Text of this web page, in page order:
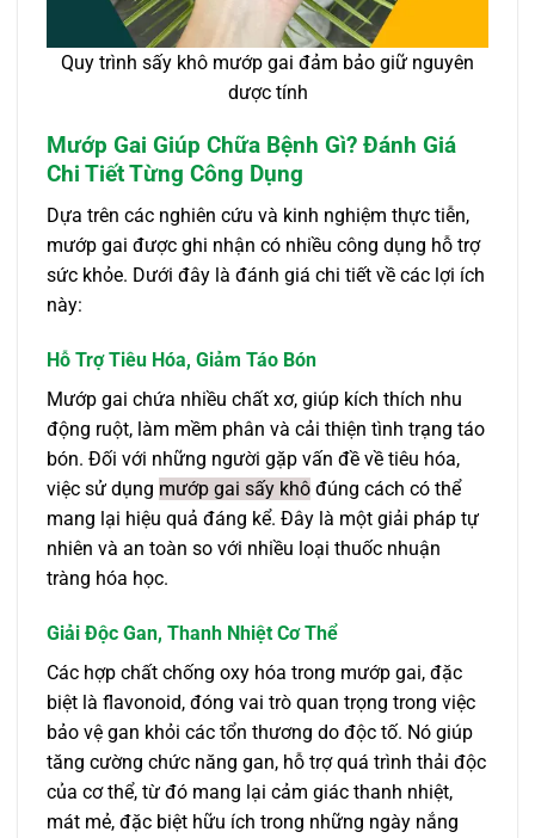
Quy trình sấy khô mướp gai đảm bảo giữ nguyên
dược tính
Mướp Gai Giúp Chữa Bệnh Gì? Đánh Giá
Chi Tiết Từng Công Dụng
Dựa trên các nghiên cứu và kinh nghiệm thực tiễn,
mướp gai được ghi nhận có nhiều công dụng hỗ trợ
sức khỏe. Dưới đây là đánh giá chi tiết về các lợi ích
này:
Hỗ Trợ Tiêu Hóa, Giảm Táo Bón
Mướp gai chứa nhiều chất xơ, giúp kích thích nhu
động ruột, làm mềm phân và cải thiện tình trạng táo
bón. Đối với những người gặp vấn đề về tiêu hóa,
việc sử dụng mướp gai sấy khô đúng cách có thể
mang lại hiệu quả đáng kể. Đây là một giải pháp tự
nhiên và an toàn so với nhiều loại thuốc nhuận
tràng hóa học.
Giải Độc Gan, Thanh Nhiệt Cơ Thể
Các hợp chất chống oxy hóa trong mướp gai, đặc
biệt là flavonoid, đóng vai trò quan trọng trong việc
bảo vệ gan khỏi các tổn thương do độc tố. Nó giúp
tăng cường chức năng gan, hỗ trợ quá trình thải độc
của cơ thể, từ đó mang lại cảm giác thanh nhiệt,
mát mẻ, đặc biệt hữu ích trong những ngày nắng